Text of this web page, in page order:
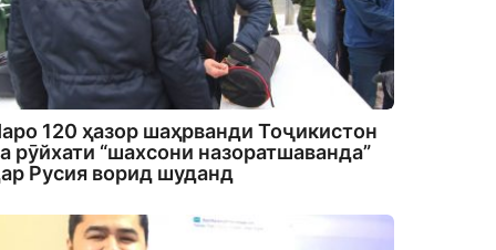
120 ҳазор шаҳрванди Тоҷикистон
рӯйхати “шахсони назоратшаванда”
Русия ворид шуданд